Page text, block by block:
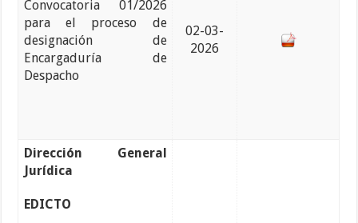
Convocatoria 01/2026
para el proceso de
designación de
Encargaduría de
Despacho
02-03-
2026
Dirección General
Jurídica
EDICTO